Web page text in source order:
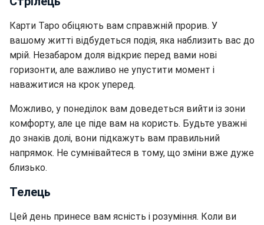
Карти Таро обіцяють вам справжній прорив. У
вашому житті відбудеться подія, яка наблизить вас до
мрій. Незабаром доля відкриє перед вами нові
горизонти, але важливо не упустити момент і
наважитися на крок уперед.
Можливо, у понеділок вам доведеться вийти із зони
комфорту, але це піде вам на користь. Будьте уважні
до знаків долі, вони підкажуть вам правильний
напрямок. Не сумнівайтеся в тому, що зміни вже дуже
близько.
Телець
Цей день принесе вам ясність і розуміння. Коли ви